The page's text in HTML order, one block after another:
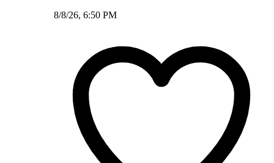
8/8/26, 6:50 PM